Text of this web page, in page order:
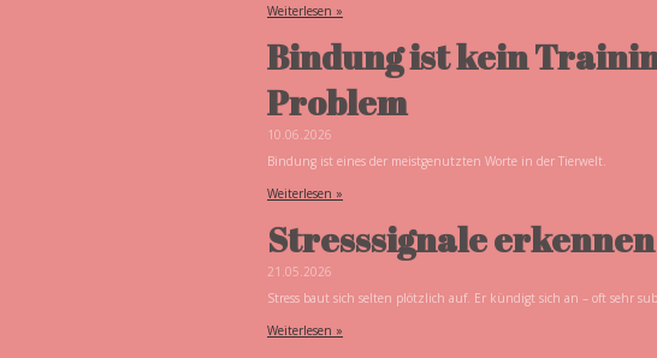
Weiterlesen »
Bindung ist kein
Problem
10.06.2026
Bindung ist eines der meistgenutzten Worte in der Tierwelt.
Weiterlesen »
Stresssignale
21.05.2026
Stress baut sich selten plötzlich auf. Er kündigt sich an – oft sehr
Weiterlesen »